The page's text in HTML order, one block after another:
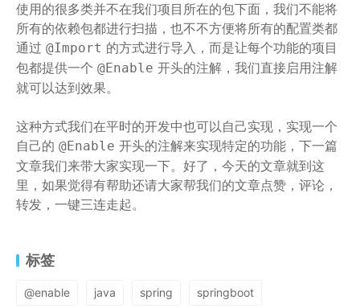
使用的很多类并不在我们项目所在的包下面，我们不能将
所有的依赖包都进行扫描，也不不方便将所有的配置类都
通过 @Import 的方式进行导入，而是让每个功能的项目
包都提供一个 @Enable 开头的注解，我们直接启用注解
就可以达到效果。
这种方式我们在平时的开发中也可以自己实现，实现一个
自己的 @Enable 开头的注解来实现特定的功能，下一篇
文章我们来带大家实现一下。好了，今天的文章就到这
里，如果觉得有帮助还请大家帮我们的文章点赞，评论，
转发，一键三连走起。
标签
@enable java spring springboot